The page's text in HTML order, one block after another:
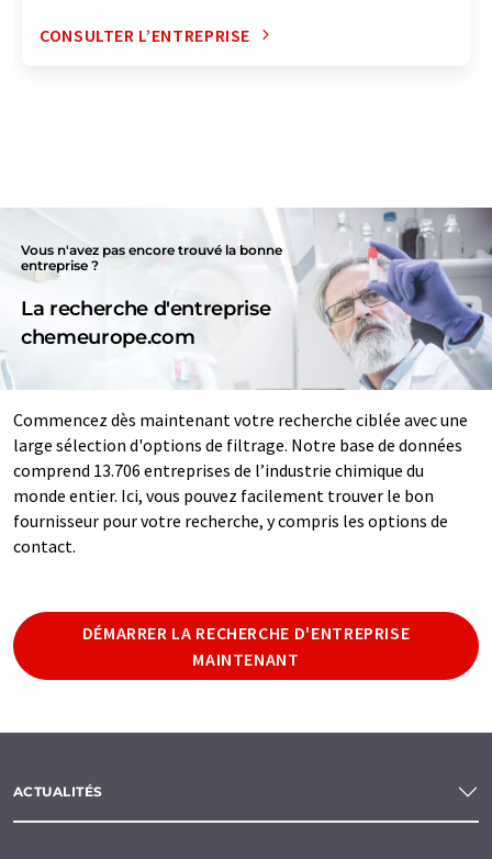
CONSULTER L’ENTREPRISE
Vous n'avez pas encore trouvé la bonne
entreprise ?
La recherche d'entreprise
chemeurope.com
Commencez dès maintenant votre recherche ciblée avec une
large sélection d'options de filtrage. Notre base de données
comprend 13.706 entreprises de l’industrie chimique du
monde entier. Ici, vous pouvez facilement trouver le bon
fournisseur pour votre recherche, y compris les options de
contact.
DÉMARRER LA RECHERCHE D'ENTREPRISE
MAINTENANT
ACTUALITÉS